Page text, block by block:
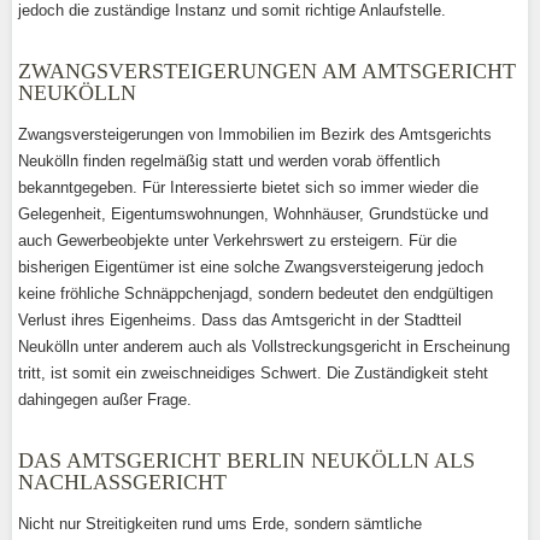
jedoch die zuständige Instanz und somit richtige Anlaufstelle.
ZWANGSVERSTEIGERUNGEN AM AMTSGERICHT
NEUKÖLLN
Zwangsversteigerungen von Immobilien im Bezirk des Amtsgerichts
Neukölln finden regelmäßig statt und werden vorab öffentlich
bekanntgegeben. Für Interessierte bietet sich so immer wieder die
Gelegenheit, Eigentumswohnungen, Wohnhäuser, Grundstücke und
auch Gewerbeobjekte unter Verkehrswert zu ersteigern. Für die
bisherigen Eigentümer ist eine solche Zwangsversteigerung jedoch
keine fröhliche Schnäppchenjagd, sondern bedeutet den endgültigen
Verlust ihres Eigenheims. Dass das Amtsgericht in der Stadtteil
Neukölln unter anderem auch als Vollstreckungsgericht in Erscheinung
tritt, ist somit ein zweischneidiges Schwert. Die Zuständigkeit steht
dahingegen außer Frage.
DAS AMTSGERICHT BERLIN NEUKÖLLN ALS
NACHLASSGERICHT
Nicht nur Streitigkeiten rund ums Erde, sondern sämtliche